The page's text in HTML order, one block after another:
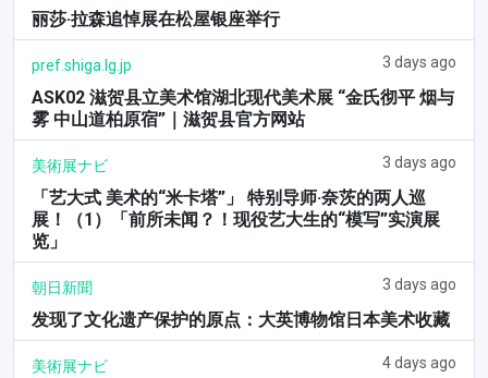
丽莎·拉森追悼展在松屋银座举行
pref.shiga.lg.jp 3 days ago
ASK02 滋贺县立美术馆湖北现代美术展 “金氏彻平 烟与
雾 中山道柏原宿”｜滋贺县官方网站
美術展ナビ 3 days ago
「艺大式 美术的“米卡塔”」 特别导师·奈茨的两人巡
展！（1）「前所未闻？！现役艺大生的“模写”实演展
览」
朝日新聞 3 days ago
发现了文化遗产保护的原点：大英博物馆日本美术收藏
美術展ナビ 4 days ago